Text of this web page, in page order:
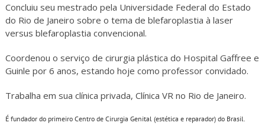
Concluiu seu mestrado pela Universidade Federal do Estado
do Rio de Janeiro sobre o tema de blefaroplastia à laser
versus blefaroplastia convencional.
Coordenou o serviço de cirurgia plástica do Hospital Gaffree e
Guinle por 6 anos, estando hoje como professor convidado.
Trabalha em sua clínica privada, Clínica VR no Rio de Janeiro.
É fundador do primeiro Centro de Cirurgia Genital (estética e reparador) do Brasil.